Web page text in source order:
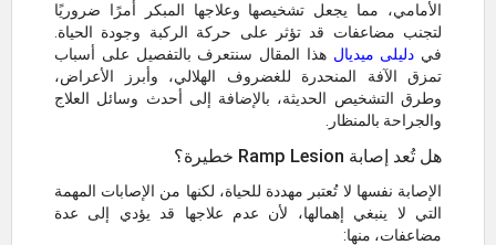
الأمامي، مما يجعل تشخيصها وعلاجها المبكر أمرًا ضروريًا
لتجنب مضاعفات قد تؤثر على حركة الركبة وجودة الحياة.
في دليلى ميديال هذا المقال سنتعرف بالتفصيل على أسباب
تمزق الآفة المنحدرة للغضروف الهلالي، وأبرز الأعراض،
وطرق التشخيص الحديثة، بالإضافة إلى أحدث وسائل العلاج
والجراحة بالمنظار.
هل تُعد إصابة Ramp Lesion خطيرة؟
الإصابة نفسها لا تُعتبر مهددة للحياة، لكنها من الإصابات المهمة
التي لا ينبغي إهمالها، لأن عدم علاجها قد يؤدي إلى عدة
مضاعفات، منها: